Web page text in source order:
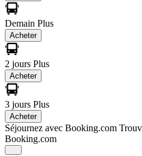
Demain Plus
Acheter
2 jours Plus
Acheter
3 jours Plus
Acheter
Séjournez avec Booking.com
Booking.com